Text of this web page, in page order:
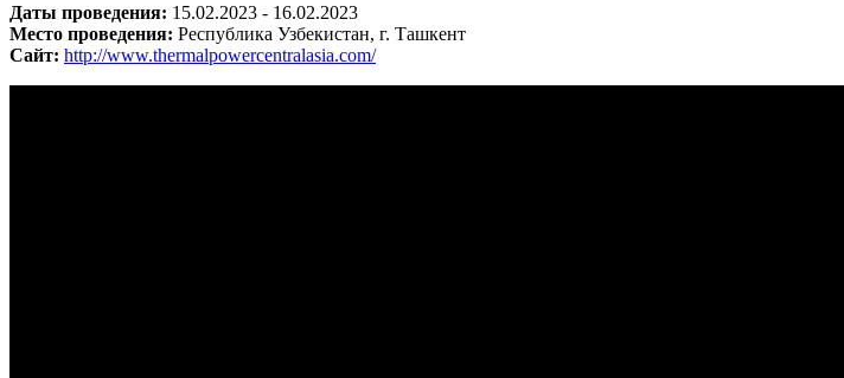
Даты проведения: 15.02.2023 - 16.02.2023
Место проведения: Республика Узбекистан, г. Ташкент
Сайт: http://www.thermalpowercentralasia.com/